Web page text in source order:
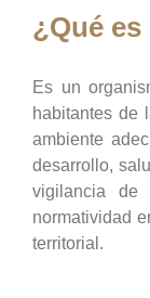
¿Qué es
Es un
habitantes de
ambiente
desarrollo,
vigilancia de
normatividad
territorial.